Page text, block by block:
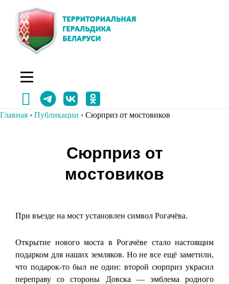
содержимому
Главная › Публикации › Сюрприз от мостовиков
Сюрприз от
мостовиков
При въезде на мост установлен символ Рогачёва.
Открытие нового моста в Рогачёве стало настоящим
подарком для наших земляков. Но не все ещё заметили,
что подарок-то был не один: второй сюрприз украсил
переправу со стороны Довска — эмблема родного
Навигация